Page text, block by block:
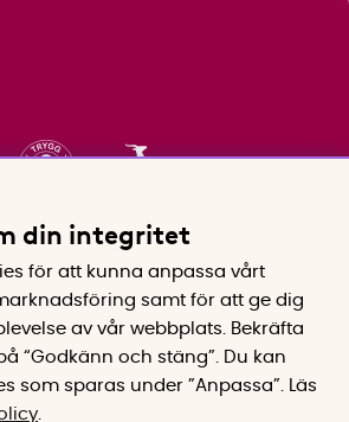
din integritet
för att kunna anpassa vårt
samt för att ge dig
av vår webbplats.
Bekräfta
“Godkänn och stäng”. Du kan
som sparas under ”Anpassa”.
Läs